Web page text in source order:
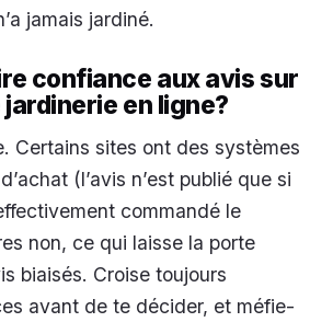
jamais jardiné.
confiance aux avis sur
en ligne?
Certains sites ont des systèmes
(l’avis n’est publié que si
commandé le
non, ce qui laisse la porte
biaisés. Croise toujours
avant de te décider, et méfie-